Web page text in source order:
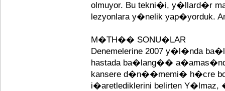
olmuyor. Bu tekni�i, y�llard�r
lezyonlara y�nelik yap�yorduk.
M�TH�� SONU�LAR
Denemelerine 2007 y�l�nda
hastada ba�lang��
kansere d�n��memi� h�cre
i�aretlediklerini belirten